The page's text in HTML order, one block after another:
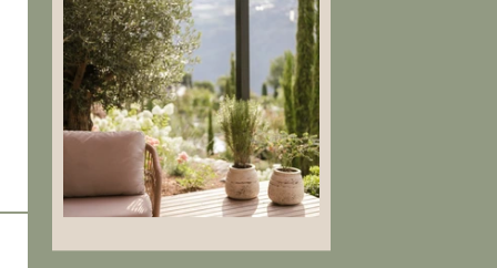
Note legali.Privacy.Cookies
Scoprite anche il nostro hotel partner